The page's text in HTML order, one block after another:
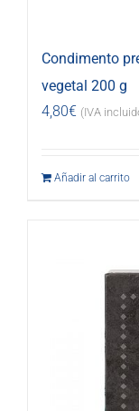
Condimento
vegetal 200 g
4,80€ (IVA
Añadir al carrito